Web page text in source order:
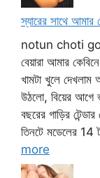
স্যারের সাথে আমার
notun choti
বেয়ারা আমার
খামটা খুলে দেখলাম
উঠলো, বিয়ের আগে
বছরের গাড়ির
তিনটে মডেলের 14
more